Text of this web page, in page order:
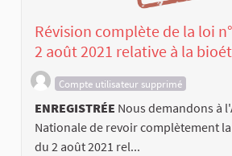
Révision complète de la loi
2 août 2021 relative à la
Compte utilisateur supprimé
ENREGISTRÉE Nous demandons à
Nationale de revoir complètement la
du 2 août 2021 rel...